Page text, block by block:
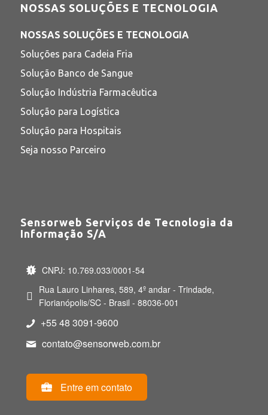
NOSSAS SOLUÇÕES E TECNOLOGIA
NOSSAS SOLUÇÕES E TECNOLOGIA
Soluções para Cadeia Fria
Solução Banco de Sangue
Solução Indústria Farmacêutica
Solução para Logística
Solução para Hospitais
Seja nosso Parceiro
Sensorweb Serviços de Tecnologia da
Informação S/A
CNPJ: 10.769.033/0001-54
Rua Lauro Linhares, 589, 4º andar - Trindade,
Florianópolis/SC - Brasil - 88036-001
+55 48 3091-9600
contato@sensorweb.com.br
Entre em contato